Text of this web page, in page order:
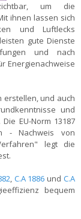
um die
ihnen lassen sich
und Luftlecks
gute Dienste
und nach
Energienachweise
erstellen, und auch
und
EU-Norm 13187
- Nachweis von
legt die
, C.A 1886undC.A
bequem